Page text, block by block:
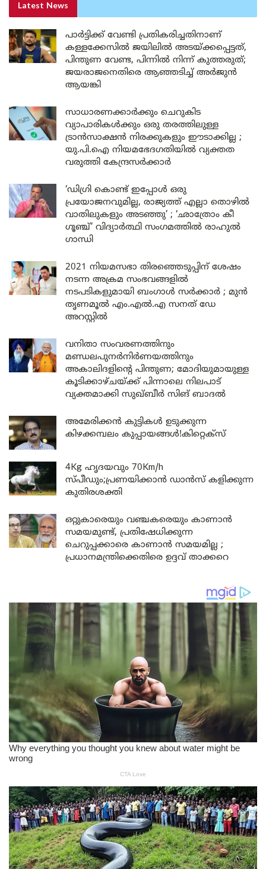
Latest News
പാർട്ടിക്ക് വേണ്ടി പ്രതികരിച്ചതിനാണ്
കള്ളക്കേസിൽ ജയിലിൽ അടയ്ക്കപ്പെട്ടത്,
പിന്തുണ വേണ്ട, പിന്നിൽ നിന്ന് കുത്തരുത്;
ജയരാജനെതിരെ ആഞ്ഞടിച്ച് അർജുൻ
ആയങ്കി
സാധാരണക്കാർക്കും ചെറുകിട
വ്യാപാരികൾക്കും ഒരു തരത്തിലുള്ള
ട്രാൻസാക്ഷൻ നിരക്കുകളും ഈടാക്കില്ല ;
യു.പി.ഐ നിയമഭേദഗതിയിൽ വ്യക്തത
വരുത്തി കേന്ദ്രസർക്കാർ
‘ഡിഗ്രി കൊണ്ട് ഇപ്പോൾ ഒരു
പ്രയോജനവുമില്ല, രാജ്യത്ത് എല്ലാ തൊഴിൽ
വാതിലുകളും അടഞ്ഞു’ ; ‘ഛാത്രോം കീ
ഗൂഞ്ച്’ വിദ്യാർത്ഥി സംഗമത്തിൽ രാഹുൽ
ഗാന്ധി
2021 നിയമസഭാ തിരഞ്ഞെടുപ്പിന് ശേഷം
നടന്ന അക്രമ സംഭവങ്ങളിൽ
നടപടികളുമായി ബംഗാൾ സർക്കാർ ; മുൻ
തൃണമൂൽ എം.എൽ.എ സനത് ഡേ
അറസ്റ്റിൽ
വനിതാ സംവരണത്തിനും
മണ്ഡലപുനർനിർണയത്തിനും
അകാലിദളിന്റെ പിന്തുണ; മോദിയുമായുള്ള
കൂടിക്കാഴ്ചയ്ക്ക് പിന്നാലെ നിലപാട്
വ്യക്തമാക്കി സുഖ്ബീർ സിങ് ബാദൽ
അമേരിക്കൻ കുട്ടികൾ ഉടുക്കുന്ന
കിഴക്കമ്പലം കുപ്പായങ്ങൾ!കിറ്റെക്സ്
4Kg ഹൃദയവും 70Km/h
സ്പീഡും;പ്രണയിക്കാൻ ഡാൻസ് കളിക്കുന്ന
കുതിരശക്തി
ഒറ്റുകാരെയും വഞ്ചകരെയും കാണാൻ
സമയമുണ്ട്, പ്രതിഷേധിക്കുന്ന
ചെറുപ്പക്കാരെ കാണാൻ സമയമില്ല ;
പ്രധാനമന്ത്രിക്കെതിരെ ഉദ്ദവ് താക്കറെ